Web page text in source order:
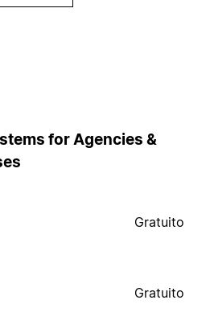
for Agencies &
Gratuito
Gratuito